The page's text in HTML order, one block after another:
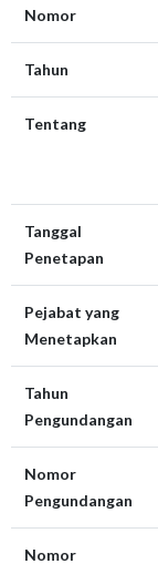
Nomor
Tahun
Tentang
Tanggal
Penetapan
Pejabat yang
Menetapkan
Tahun
Pengundangan
Nomor
Pengundangan
Nomor